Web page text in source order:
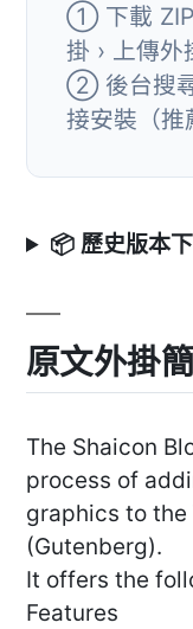
① 下載 ZIP
掛 › 上傳外
② 後台搜
接安裝（推
📦 歷史版本
原文外掛
The Shaicon
process of
graphics to
(Gutenberg).
It offers the
Features